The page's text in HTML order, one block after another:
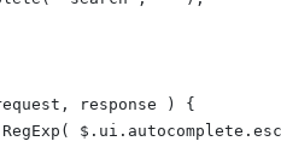
response ) {